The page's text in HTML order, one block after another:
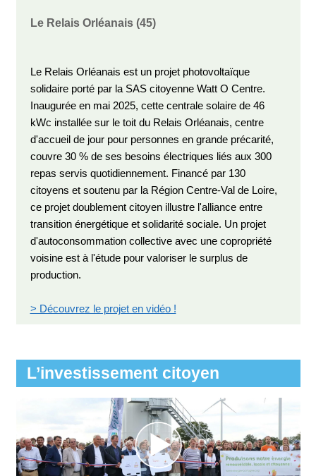
Le Relais Orléanais (45)
Le Relais Orléanais est un projet photovoltaïque
solidaire porté par la SAS citoyenne Watt O Centre.
Inaugurée en mai 2025, cette centrale solaire de 46
kWc installée sur le toit du Relais Orléanais, centre
d'accueil de jour pour personnes en grande précarité,
couvre 30 % de ses besoins électriques liés aux 300
repas servis quotidiennement. Financé par 130
citoyens et soutenu par la Région Centre-Val de Loire,
ce projet doublement citoyen illustre l'alliance entre
transition énergétique et solidarité sociale. Un projet
d'autoconsommation collective avec une copropriété
voisine est à l'étude pour valoriser le surplus de
production.
> Découvrez le projet en vidéo !
L’investissement citoyen